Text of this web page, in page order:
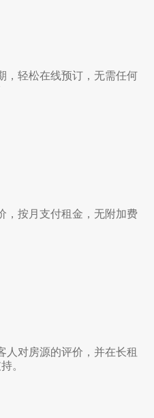
，轻松在线预订，无需任何
，按月支付租金，无附加费
人对房源的评价，并在长租
。